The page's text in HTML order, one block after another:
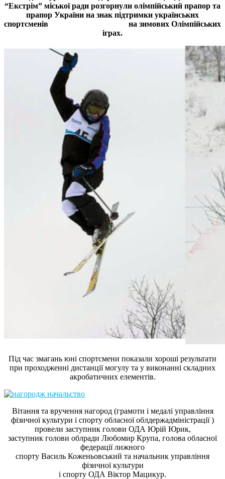
“Екстрім” міської ради розгорнули олімпійський прапор та
прапор України на знак підтримки українських
спортсменів на зимових Олімпійських
іграх.
Під час змагань юні спортсмени показали хороші результати
при проходженні дистанції могулу та у виконанні складних
акробатичних елементів.
Вітання та вручення нагород (грамоти і медалі управління
фізичної культури і спорту обласної облдержадміністрації )
провели заступник голови ОДА Юрій Юрик,
заступник голови облради Любомир Крупа, голова обласної
федерації лижного
спорту Василь Коженьовський та начальник управління
фізичної культури
і спорту ОДА Віктор Мацикур.